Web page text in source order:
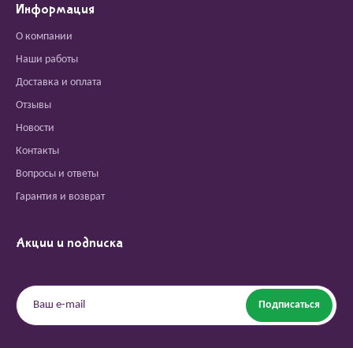
Информация
О компании
Наши работы
Доставка и оплата
Отзывы
Новости
Контакты
Вопросы и ответы
Гарантия и возврат
Акции и подписка
Подписаться